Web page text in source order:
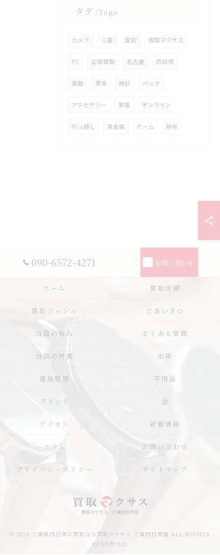
タグ Tags
カメラ 三重 愛知 買取マクサス
PC 出張買取 名古屋 四日市
買取 家具 時計 バッグ
アクセサリー 家電 オンライン
引っ越し 貴金属 ゲーム 財布
090-6572-4271 お問い合わせ
ホーム 買取実績
買取ジャンル ごあいさつ
当店の強み よくある質問
当店の特徴 出張
遺品整理 不用品
ブランド 金
アクセス 新着情報
コラム お問い合わせ
プライバシーポリシー サイトマップ
© 2026 三重県四日市の買取なら買取マクサス 三重四日市店 ALL RIGHTS
RESERVED.